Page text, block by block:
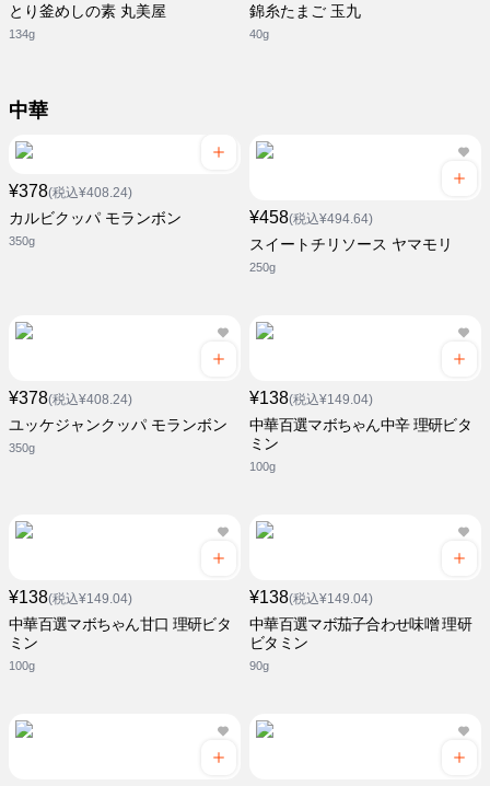
とり釜めしの素 丸美屋
134g
錦糸たまご 玉九
40g
中華
¥378(税込¥408.24)
カルビクッパ モランボン
350g
¥458(税込¥494.64)
スイートチリソース ヤマモリ
250g
¥378(税込¥408.24)
ユッケジャンクッパ モランボン
350g
¥138(税込¥149.04)
中華百選マボちゃん中辛 理研ビタ
ミン
100g
¥138(税込¥149.04)
中華百選マボちゃん甘口 理研ビタ
ミン
100g
¥138(税込¥149.04)
中華百選マボ茄子合わせ味噌 理研
ビタミン
90g